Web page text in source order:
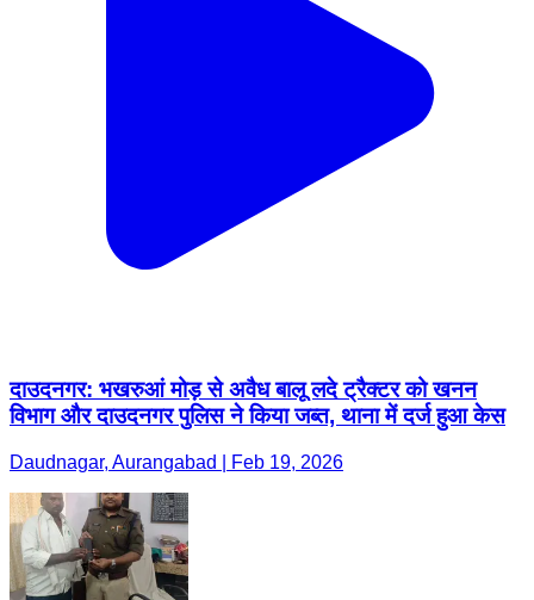
दाउदनगर: भखरुआं मोड़ से अवैध बालू लदे ट्रैक्टर को खनन
विभाग और दाउदनगर पुलिस ने किया जब्त, थाना में दर्ज हुआ केस
Daudnagar, Aurangabad | Feb 19, 2026